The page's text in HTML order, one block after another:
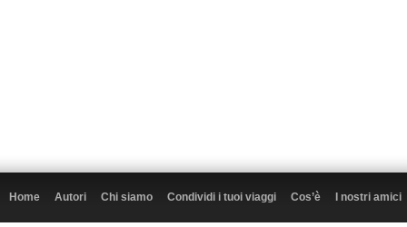
Home Autori Chi siamo Condividi i tuoi viaggi Cos’è I nostri amici